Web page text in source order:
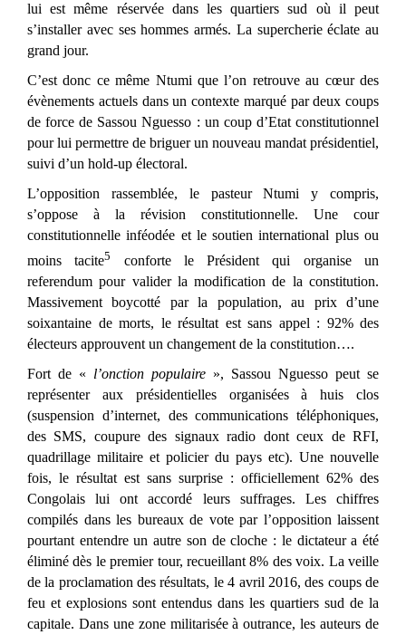
lui est même réservée dans les quartiers sud où il peut
s’installer avec ses hommes armés. La supercherie éclate au
grand jour.
C’est donc ce même Ntumi que l’on retrouve au cœur des
évènements actuels dans un contexte marqué par deux coups
de force de Sassou Nguesso : un coup d’Etat constitutionnel
pour lui permettre de briguer un nouveau mandat présidentiel,
suivi d’un hold-up électoral.
L’opposition rassemblée, le pasteur Ntumi y compris,
s’oppose à la révision constitutionnelle. Une cour
constitutionnelle inféodée et le soutien international plus ou
moins tacite5
conforte le Président qui organise un
referendum pour valider la modification de la constitution.
Massivement boycotté par la population, au prix d’une
soixantaine de morts, le résultat est sans appel : 92% des
électeurs approuvent un changement de la constitution….
Fort de « l’onction populaire », Sassou Nguesso peut se
représenter aux présidentielles organisées à huis clos
(suspension d’internet, des communications téléphoniques,
des SMS, coupure des signaux radio dont ceux de RFI,
quadrillage militaire et policier du pays etc). Une nouvelle
fois, le résultat est sans surprise : officiellement 62% des
Congolais lui ont accordé leurs suffrages. Les chiffres
compilés dans les bureaux de vote par l’opposition laissent
pourtant entendre un autre son de cloche : le dictateur a été
éliminé dès le premier tour, recueillant 8% des voix. La veille
de la proclamation des résultats, le 4 avril 2016, des coups de
feu et explosions sont entendus dans les quartiers sud de la
capitale. Dans une zone militarisée à outrance, les auteurs de